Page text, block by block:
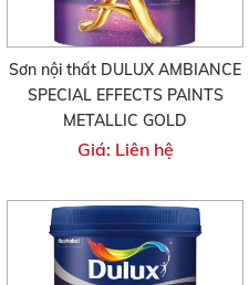
Sơn nội thất DULUX AMBIANCE
SPECIAL EFFECTS PAINTS
METALLIC GOLD
Giá: Liên hệ